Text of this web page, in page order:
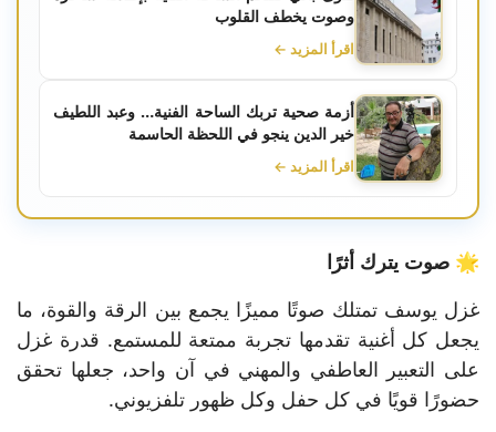
وصوت يخطف القلوب
اقرأ المزيد ←
أزمة صحية تربك الساحة الفنية… وعبد اللطيف
خير الدين ينجو في اللحظة الحاسمة
اقرأ المزيد ←
🌟 صوت يترك أثرًا
غزل يوسف تمتلك صوتًا مميزًا يجمع بين الرقة والقوة، ما
يجعل كل أغنية تقدمها تجربة ممتعة للمستمع. قدرة غزل
على التعبير العاطفي والمهني في آن واحد، جعلها تحقق
حضورًا قويًا في كل حفل وكل ظهور تلفزيوني.